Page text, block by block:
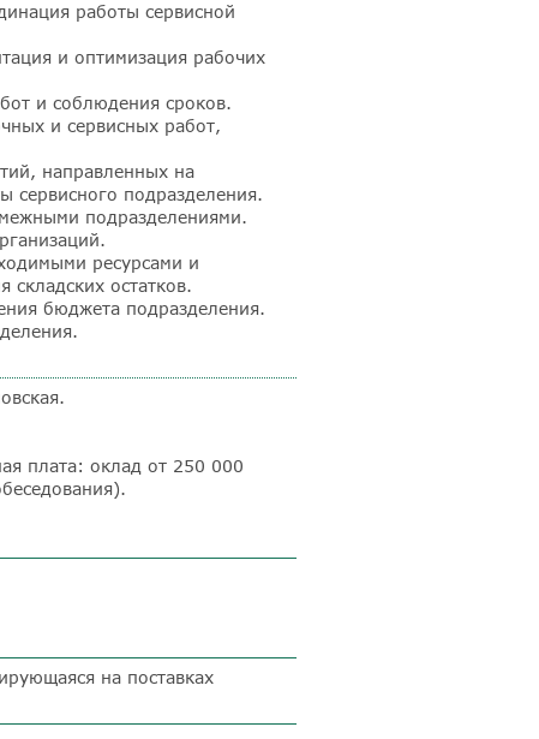
работы сервисной
и оптимизация рабочих
и соблюдения сроков.
и сервисных работ,
направленных на
сервисного подразделения.
подразделениями.
ресурсами и
складских остатков.
бюджета подразделения.
плата: оклад от 250 000
на поставках